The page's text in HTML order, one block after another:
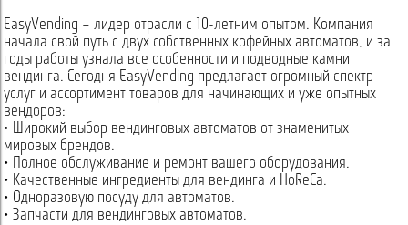
EasyVending – лидер отрасли с 10-летним опытом. Компания
начала свой путь с двух собственных кофейных автоматов, и за
годы работы узнала все особенности и подводные камни
вендинга. Сегодня EasyVending предлагает огромный спектр
услуг и ассортимент товаров для начинающих и уже опытных
вендоров:
• Широкий выбор вендинговых автоматов от знаменитых
мировых брендов.
• Полное обслуживание и ремонт вашего оборудования.
• Качественные ингредиенты для вендинга и HoReCa.
• Одноразовую посуду для автоматов.
• Запчасти для вендинговых автоматов.